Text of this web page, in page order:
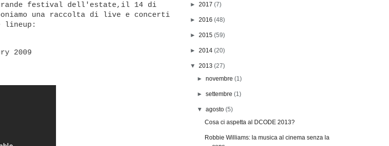
festival dell'estate,il 14 di
una raccolta di live e concerti
lineup:
2009
► 2017 (7)
► 2016 (48)
► 2015 (59)
► 2014 (20)
▼ 2013 (27)
►novembre(1)
►settembre(1)
▼agosto(5)
Cosa ci aspetta al DCODE 2013?
Robbie Williams: la musica al cinema senza la